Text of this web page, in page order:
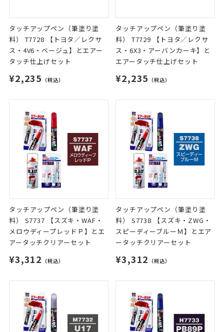
タッチアップペン（筆塗り塗
料） T7728 【トヨタ／レクサ
ス・4V6・ベージュ】とエアー
タッチ仕上げセット
¥2,235 （税込）
タッチアップペン（筆塗り塗
料） T7729 【トヨタ／レクサ
ス・6X3・アーバンカーキ】と
エアータッチ仕上げセット
¥2,235 （税込）
タッチアップペン（筆塗り塗
料） S7737 【スズキ・WAF・
メロウディープレッドＰ】とエ
アータッチクリアーセット
¥3,312 （税込）
タッチアップペン（筆塗り塗
料） S7738 【スズキ・ZWG・
スピーディーブルーＭ】とエア
ータッチクリアーセット
¥3,312 （税込）